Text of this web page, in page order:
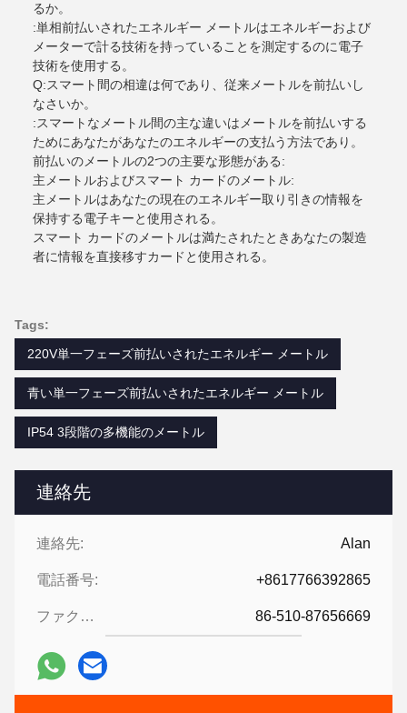
連絡先
連絡先: Alan
電話番号: +8617766392865
ファクシミリ: 86-510-87656669
るか。
:単相前払いされたエネルギー メートルはエネルギーおよび
メーターで計る技術を持っていることを測定するのに電子
技術を使用する。
Q:スマート間の相違は何であり、従来メートルを前払いし
なさいか。
:スマートなメートル間の主な違いはメートルを前払いする
ためにあなたがあなたのエネルギーの支払う方法であり。
前払いのメートルの2つの主要な形態がある:
主メートルおよびスマート カードのメートル:
主メートルはあなたの現在のエネルギー取り引きの情報を
保持する電子キーと使用される。
スマート カードのメートルは満たされたときあなたの製造
者に情報を直接移すカードと使用される。
Tags:
220V単一フェーズ前払いされたエネルギー メートル
青い単一フェーズ前払いされたエネルギー メートル
IP54 3段階の多機能のメートル